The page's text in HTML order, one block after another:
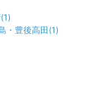
(1)
・豊後高田(1)